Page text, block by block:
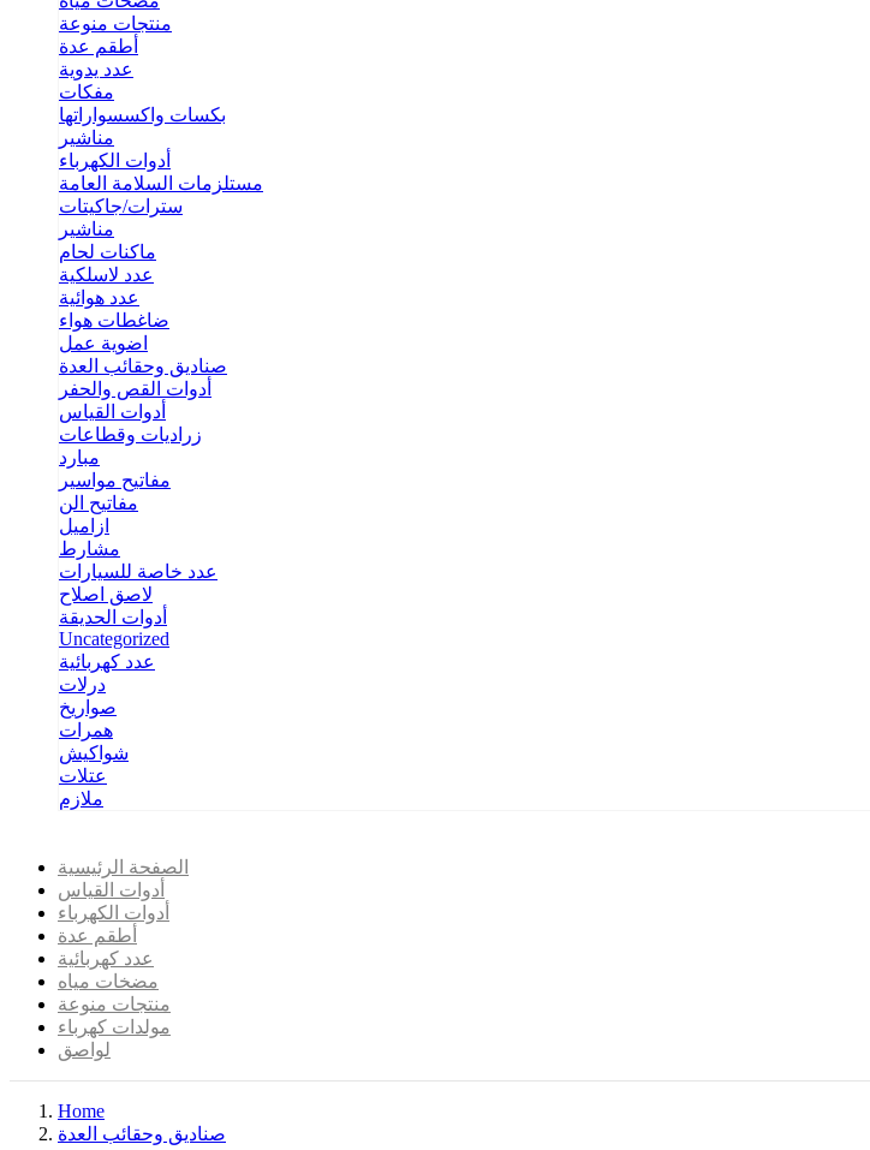
منتجات منوعة
أطقم عدة
عدد يدوية
مفكات
بكسات واكسسواراتها
مناشير
أدوات الكهرباء
مستلزمات السلامة العامة
سترات/جاكيتات
مناشير
ماكنات لحام
عدد لاسلكية
عدد هوائية
ضاغطات هواء
اضوية عمل
صناديق وحقائب العدة
أدوات القص والحفر
أدوات القياس
زراديات وقطاعات
مبارد
مفاتيح مواسير
مفاتيح الن
ازاميل
مشارط
عدد خاصة للسيارات
لاصق اصلاح
أدوات الحديقة
Uncategorized
عدد كهربائية
درلات
صواريخ
همرات
شواكيش
عتلات
ملازم
الصفحة الرئيسية
أدوات القياس
أدوات الكهرباء
أطقم عدة
عدد كهربائية
مضخات مياه
منتجات منوعة
مولدات كهرباء
لواصق
Home
صناديق وحقائب العدة